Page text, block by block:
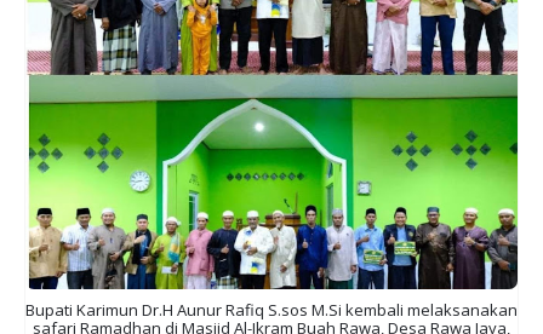
Bupati Karimun Dr.H Aunur Rafiq S.sos M.Si kembali melaksanakan
safari Ramadhan di Masjid Al-Ikram Buah Rawa, Desa Rawa Jaya,